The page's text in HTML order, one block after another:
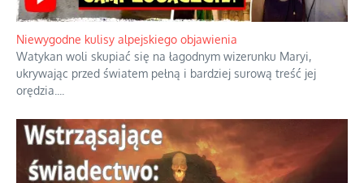
Niewygodne kulisy alpejskiego objawienia
Watykan woli skupiać się na łagodnym wizerunku Maryi,
ukrywając przed światem pełną i bardziej surową treść jej
orędzia.